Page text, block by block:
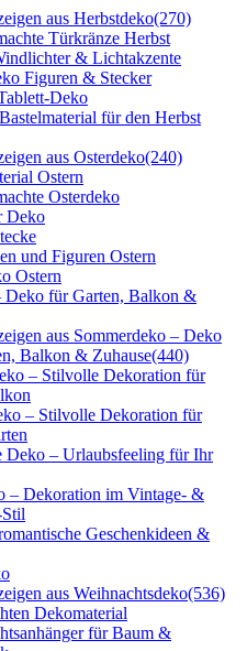
aus Herbstdeko(270)
Türkränze Herbst
& Lichtakzente
Figuren & Stecker
Deko
für den Herbst
aus Osterdeko(240)
Ostern
Osterdeko
Deko
und Figuren Ostern
Ostern
Deko für Garten, Balkon &
aus Sommerdeko – Deko
Balkon & Zuhause(440)
– Stilvolle Dekoration für
– Stilvolle Dekoration für
Deko – Urlaubsfeeling für Ihr
– Dekoration im Vintage- &
Geschenkideen &
aus Weihnachtsdeko(536)
Dekomaterial
für Baum &